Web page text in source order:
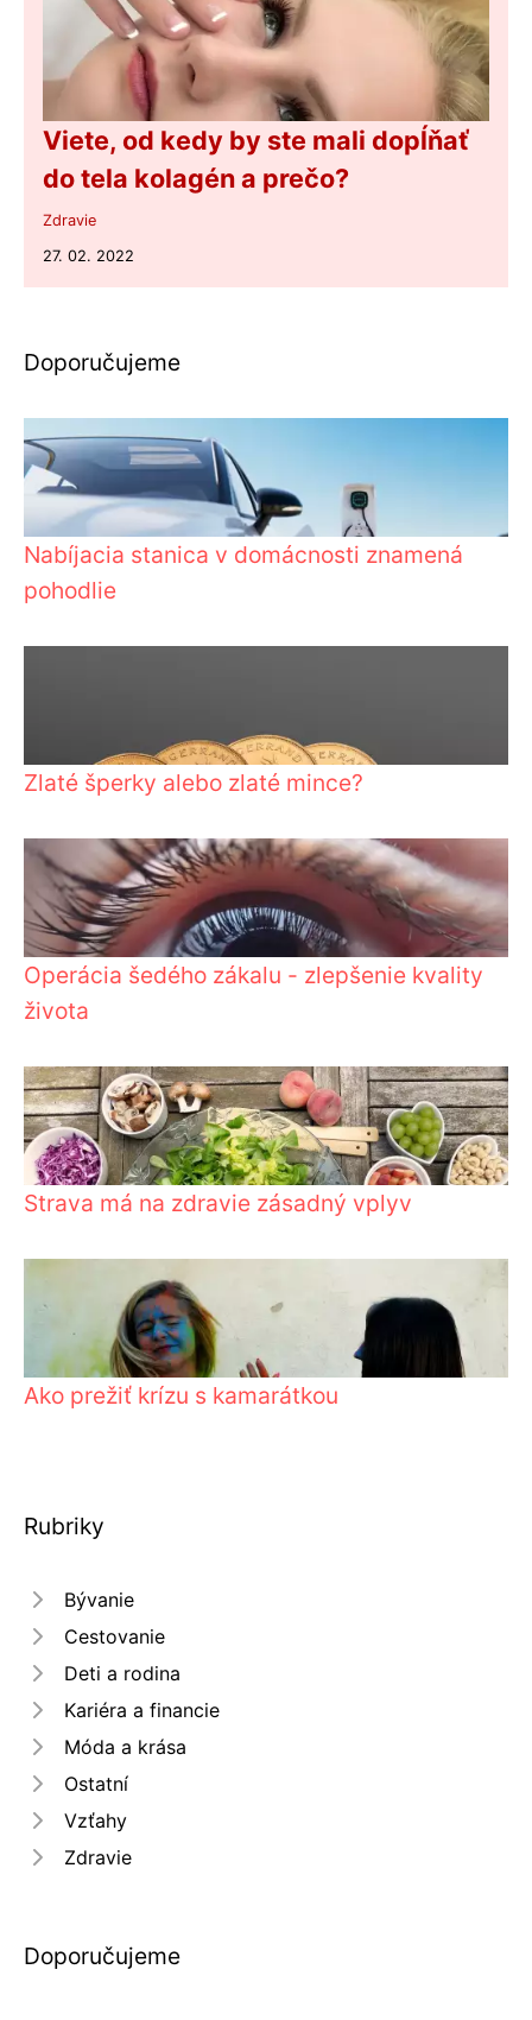
Viete, od kedy by ste mali dopĺňať
do tela kolagén a prečo?
Zdravie
27. 02. 2022
Doporučujeme
Nabíjacia stanica v domácnosti znamená
pohodlie
Zlaté šperky alebo zlaté mince?
Operácia šedého zákalu - zlepšenie kvality
života
Strava má na zdravie zásadný vplyv
Ako prežiť krízu s kamarátkou
Rubriky
Bývanie
Cestovanie
Deti a rodina
Kariéra a financie
Móda a krása
Ostatní
Vzťahy
Zdravie
Doporučujeme